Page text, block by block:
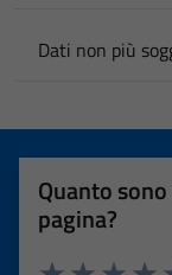
Dati non più
Quanto
pagina?